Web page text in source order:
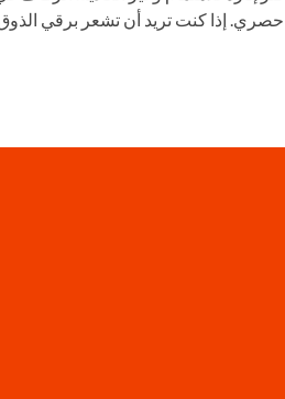
حصري. إذا كنت تريد أن تشعر برقي